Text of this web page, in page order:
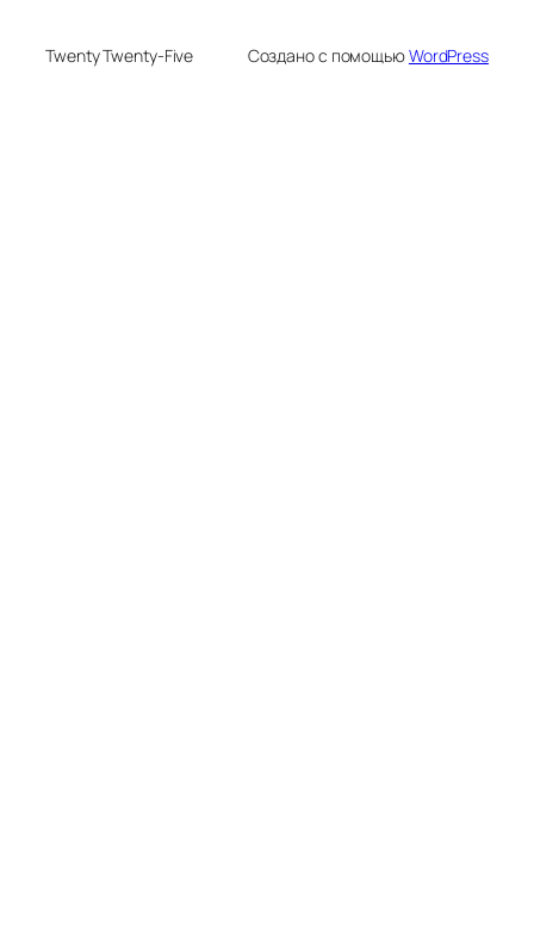
Twenty Twenty-Five Создано с помощьюWordPress